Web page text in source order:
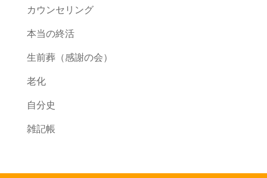
カウンセリング
本当の終活
生前葬（感謝の会）
老化
自分史
雑記帳